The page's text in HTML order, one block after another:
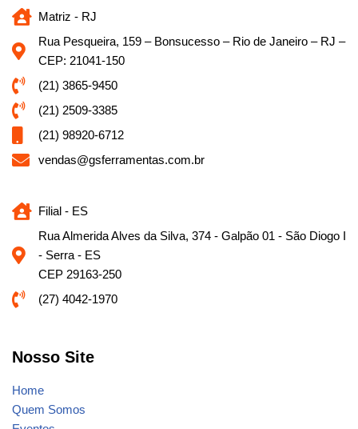
Matriz - RJ
Rua Pesqueira, 159 – Bonsucesso – Rio de Janeiro – RJ –
CEP: 21041-150
(21) 3865-9450
(21) 2509-3385
(21) 98920-6712
vendas@gsferramentas.com.br
Filial - ES
Rua Almerida Alves da Silva, 374 - Galpão 01 - São Diogo I
- Serra - ES
CEP 29163-250
(27) 4042-1970
Nosso Site
Home
Quem Somos